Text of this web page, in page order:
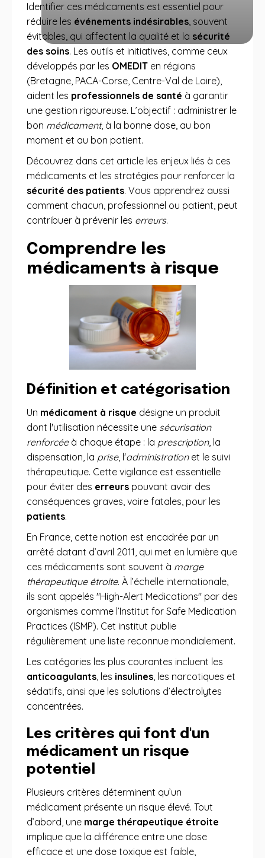
Identifier ces médicaments est essentiel pour
réduire les événements indésirables, souvent
évitables, qui affectent la qualité et la sécurité
des soins. Les outils et initiatives, comme ceux
développés par les OMEDIT en régions
(Bretagne, PACA-Corse, Centre-Val de Loire),
aident les professionnels de santé à garantir
une gestion rigoureuse. L’objectif : administrer le
bon médicament, à la bonne dose, au bon
moment et au bon patient.
Découvrez dans cet article les enjeux liés à ces
médicaments et les stratégies pour renforcer la
sécurité des patients. Vous apprendrez aussi
comment chacun, professionnel ou patient, peut
contribuer à prévenir les erreurs.
Comprendre les
médicaments à risque
Définition et catégorisation
Un médicament à risque désigne un produit
dont l'utilisation nécessite une sécurisation
renforcéeà chaque étape : la prescription, la
dispensation, la prise, l'administrationet le suivi
thérapeutique. Cette vigilance est essentielle
pour éviter des erreurs pouvant avoir des
conséquences graves, voire fatales, pour les
patients.
En France, cette notion est encadrée par un
arrêté datant d’avril 2011, qui met en lumière que
ces médicaments sont souvent à marge
thérapeutique étroite. À l’échelle internationale,
ils sont appelés "High-Alert Medications" par des
organismes comme l’Institut for Safe Medication
Practices (ISMP). Cet institut publie
régulièrement une liste reconnue mondialement.
Les catégories les plus courantes incluent les
anticoagulants, les insulines, les narcotiques et
sédatifs, ainsi que les solutions d’électrolytes
concentrées.
Les critères qui font d'un
médicament un risque
potentiel
Plusieurs critères déterminent qu’un
médicament présente un risque élevé. Tout
d’abord, une marge thérapeutique étroite
implique que la différence entre une dose
efficace et une dose toxique est faible,